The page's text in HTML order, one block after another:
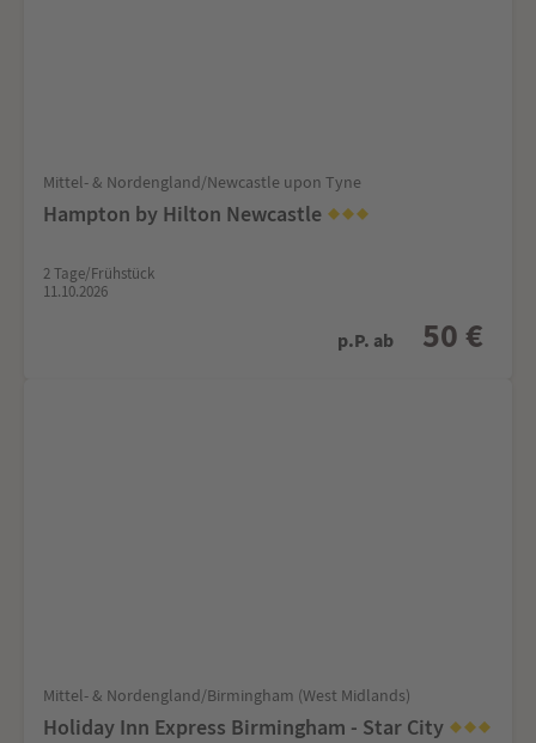
Mittel- & Nordengland/Newcastle upon Tyne
Hampton by Hilton Newcastle
2 Tage/Frühstück
11.10.2026
p.P. ab 50 €
Mittel- & Nordengland/Birmingham (West Midlands)
Holiday Inn Express Birmingham - Star City